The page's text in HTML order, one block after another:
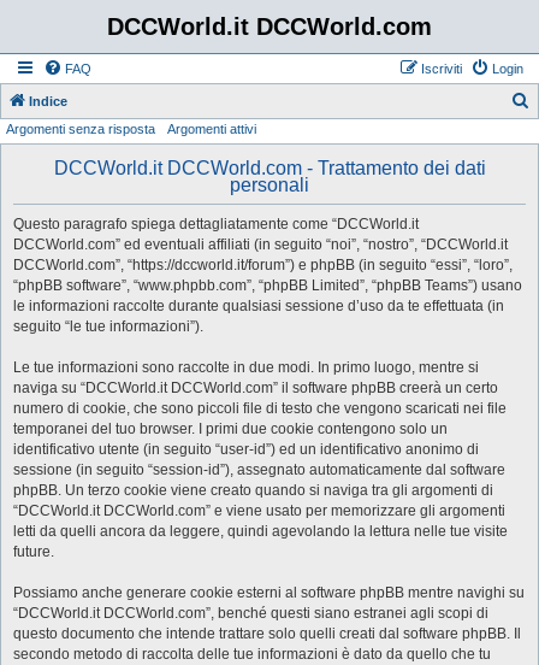
DCCWorld.it DCCWorld.com
FAQ Login
Iscriviti
Indice
Argomenti senza risposta Argomenti attivi
DCCWorld.it DCCWorld.com - Trattamento dei dati
personali
Questo paragrafo spiega dettagliatamente come “DCCWorld.it
DCCWorld.com” ed eventuali affiliati (in seguito “noi”, “nostro”, “DCCWorld.it
DCCWorld.com”, “https://dccworld.it/forum”) e phpBB (in seguito “essi”, “loro”,
“phpBB software”, “www.phpbb.com”, “phpBB Limited”, “phpBB Teams”) usano
le informazioni raccolte durante qualsiasi sessione d’uso da te effettuata (in
seguito “le tue informazioni”).
Le tue informazioni sono raccolte in due modi. In primo luogo, mentre si
naviga su “DCCWorld.it DCCWorld.com” il software phpBB creerà un certo
numero di cookie, che sono piccoli file di testo che vengono scaricati nei file
temporanei del tuo browser. I primi due cookie contengono solo un
identificativo utente (in seguito “user-id”) ed un identificativo anonimo di
sessione (in seguito “session-id”), assegnato automaticamente dal software
phpBB. Un terzo cookie viene creato quando si naviga tra gli argomenti di
“DCCWorld.it DCCWorld.com” e viene usato per memorizzare gli argomenti
letti da quelli ancora da leggere, quindi agevolando la lettura nelle tue visite
future.
Possiamo anche generare cookie esterni al software phpBB mentre navighi su
“DCCWorld.it DCCWorld.com”, benché questi siano estranei agli scopi di
questo documento che intende trattare solo quelli creati dal software phpBB. Il
secondo metodo di raccolta delle tue informazioni è dato da quello che tu